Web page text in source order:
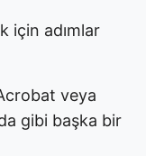
için adımlar
veya
gibi başka bir